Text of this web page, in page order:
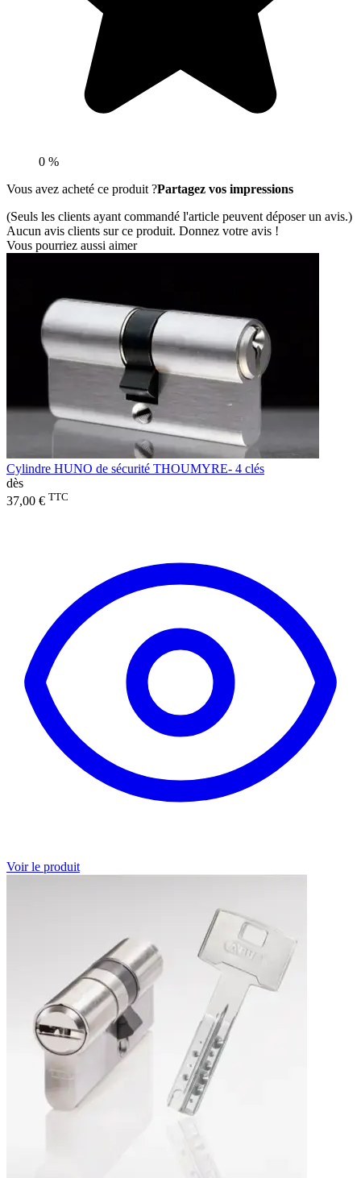
0 %
Vous avez acheté ce produit ?Partagez vos impressions
(Seuls les clients ayant commandé l'article peuvent déposer un avis.)
Aucun avis clients sur ce produit. Donnez votre avis !
Vous pourriez aussi aimer
Cylindre HUNO de sécurité THOUMYRE- 4 clés
dès
37,00 € TTC
Voir le produit